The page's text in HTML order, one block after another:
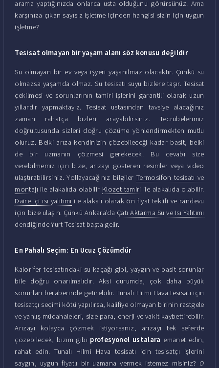
arama yaptığınızda onlarca usta olduğunu görürsünüz. Ama
karşınıza çıkan sayısız işletme içinden hangisi sizin için uygun
işletme?
Tesisat olmayan bir yaşam alanı söz konusu değildir
Su olmayan bir ev veya işyeri yaşanılmaz olacaktır. Çünkü su
olmazsa yaşamda olmaz. Su tesisatı suyu bizlere taşır. Tesisat
çekilmesi ve sorunlarının tamiri işlerini garantili olarak uzun
yıllardır yapmaktayız. Tesisat ustasından tavsiye alacağınız
zaman rahatça bizleri arayabilirsiniz. Tecrübelerimiz
doğrultusunda sizleri doğru çözüme yönlendirmekten mutlu
oluruz. Belki arıza kendinizin çözebileceği kadar basit, belki
de bir uzmanın çözmesi gerekecek. Bu cevabı size
verebilmemiz için bize, arızayı gösteren resimler veya video
ulaştırabilirsiniz. Yollayacağınız bilgiler Termosifon tesisatı ve
montajı ile alakalıda olabilir Klozet tamiri ile alakalıda olabilir.
Daire içi ısı yalıtımı ile alakalı olarak ön fiyat teklifi ve randevu
için bize ulaşın. Çünkü Ankara'da Çatı Aktarma Su ve Isı Yalıtımı
dendiğinde Yurt Tesisat başta gelir.
En Pahalı Seçim: En Ucuz Çözümdür
Kalorifer tesisatındaki su kaçağı gibi, yaygın ve basit sorunlar
bile doğru onarılmalıdır. Aksi durumda, çok daha büyük
sorunları beraberinde getirebilir. Tunalı Hilmi Hava tesisatı için
tesisatçı seçimi kötü yapılırsa, kalifiye olmayan birinin rastgele
ve yanlış müdahaleleri, size para, enerji ve vakit kaybettirebilir.
Arızayı kolayca çözmek istiyorsanız, arızayı tek seferde
çözebilecek, bizim gibi profesyonel ustalara emanet edin,
rahat edin. Tunalı Hilmi Hava tesisatı için tesisatçı işlerini
saygın, uygun fiyatlı bir uzmana vermek istemez misiniz? O